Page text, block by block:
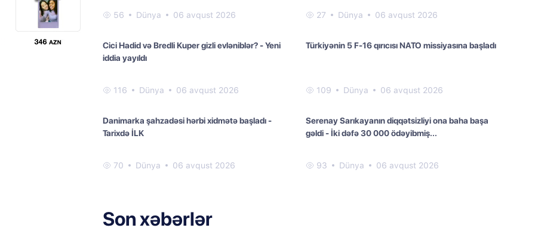
56 Dünya 06 avqust 2026 27 Dünya 06 avqust 2026
Cici Hadid və Bredli Kuper gizli evləniblər? - Yeni
iddia yayıldı
116 Dünya 06 avqust 2026
Türkiyənin 5 F-16 qırıcısı NATO missiyasına başladı
109 Dünya 06 avqust 2026
Danimarka şahzadəsi hərbi xidmətə başladı -
Tarixdə İLK
70 Dünya 06 avqust 2026
Serenay Sarıkayanın diqqətsizliyi ona baha başa
gəldi - İki dəfə 30 000 ödəyibmiş...
93 Dünya 06 avqust 2026
Son xəbərlər